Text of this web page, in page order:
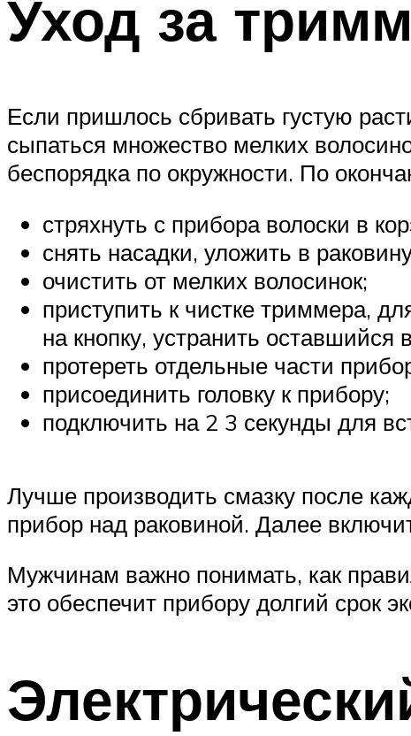
Уход за
Если пришлось сбривать густую
сыпаться множество мелких
беспорядка по окружности. По
стряхнуть с прибора волоски в
снять насадки, уложить в
очистить от мелких волосинок;
приступить к чистке триммера,
на кнопку, устранить оставшийся
протереть отдельные части
присоединить головку к прибору;
подключить на 2 3 секунды для
Лучше производить смазку после
прибор над раковиной. Далее
Мужчинам важно понимать, как
это обеспечит прибору долгий срок